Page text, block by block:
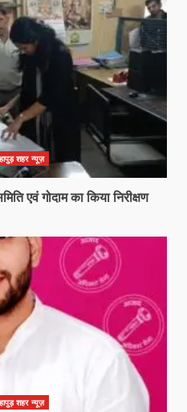
शहर न्यूज़
एवं गोदाम का किया निरीक्षण
शहर न्यूज़